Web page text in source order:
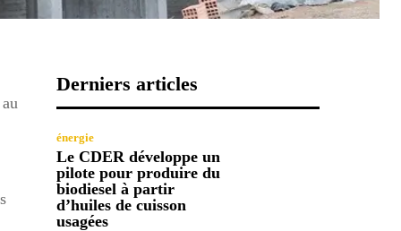
Derniers articles
énergie
Le CDER développe un
pilote pour produire du
biodiesel à partir
d’huiles de cuisson
usagées